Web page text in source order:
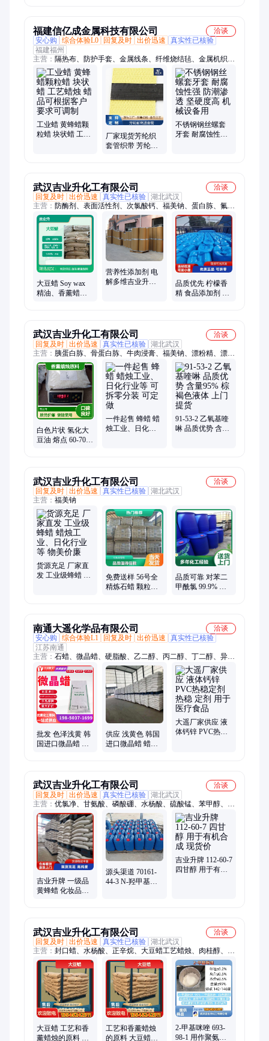
福建信亿成金属科技有限公司
洽谈
安心购
综合体验L0 回复及时 出价迅速
真实性已核验
福建福州
主营： 隔热布、防护手套、金属线条、纤维烧结毡、金属机织
带、金属网格布、金属纤维绳、金属纤维毡、隔热阻燃布、铸铜
加热器、防爆加热管、针织金属布、金属纤维面料、不锈钢编织
线、不锈钢加热管、铸铝电加热器、不锈钢金属带、不锈钢纤维
布、不锈钢发热管、金属针织套管、高温金属套管
工业蜡 黄蜂蜡颗
粒蜡 块状蜡 工艺
厂家现货芳纶织
套管织带 芳纶套
不锈钢钢丝螺套
牙套 耐腐蚀性强
武汉吉业升化工有限公司
洽谈
回复及时 出价迅速 真实性已核验 湖北武汉
主营： 防酶剂、表面活性剂、次氯酸钙、福美钠、蛋白胨、氟化
氢钾、氟化钠、氟化钾、浮选油
大豆蜡 Soy wax
精油、香薰蜡烛
营养性添加剂 电
解多维吉业升化
品质优先 柠檬香
精 食品添加剂 食
武汉吉业升化工有限公司
洽谈
回复及时 出价迅速 真实性已核验 湖北武汉
主营： 胰蛋白胨、骨蛋白胨、牛肉浸膏、福美钠、漂粉精、漂白
精、次氯酸钙、单乙醇胺、三乙醇胺、三甘醇、防辐射钡粉、茶
皂素、大苏打、小苏打、甘氨酸、九水硫化钠
白色片状 氢化大
豆油 熔点 60-70度
一件起售 蜂蜡 蜡
烛工业、日化行
91-53-2 乙氧基喹
啉 品质优势 含量
武汉吉业升化工有限公司
洽谈
回复及时 出价迅速 真实性已核验 湖北武汉
主营： 福美钠
货源充足 厂家直
发 工业级蜂蜡 蜡
免费送样 56号全
精炼石蜡 颗粒与
品质可靠 对苯二
甲酰氯 99.9% 白
南通大遥化学品有限公司
洽谈
安心购
综合体验L1 回复及时 出价迅速
真实性已核验
江苏南通
主营： 石蜡、微晶蜡、硬脂酸、乙二醇、丙二醇、丁二醇、异辛
酸铝、乙烯脲、偏苯三酸酐、醋酸、乙醇、片碱、甘油、
TCPP、聚丙烯酸钠、异丙醇、异壬酸、TxP、CDP、IPPP、
TEP、TPP
批发 色泽浅黄 韩
国进口微晶蜡 蜡
供应 浅黄色 韩国
进口微晶蜡 蜡烛
大遥厂家供应 液
体钙锌 PVC热稳
武汉吉业升化工有限公司
洽谈
回复及时 出价迅速 真实性已核验 湖北武汉
主营： 优氯净、甘氨酸、磷酸硼、水杨酸、硫酸锰、苯甲醇、平
平加、正辛烷、一乙胺、磷酸氢、白僵菌、蛋白胨、碳酸镁、磷
酸铝、异丁酸、叔丁醇、硫化钡、木质素、醋酸钡、硫化钙、氯
化锌、黄原胶、磺酸钙、氟化镁、异丙醇
吉业升牌 一级品
黄蜂蜡 化妆品原
源头渠道 70161-
44-3 N-羟甲基甘
吉业升牌 112-60-7
四甘醇 用于有机
武汉吉业升化工有限公司
洽谈
回复及时 出价迅速 真实性已核验 湖北武汉
主营： 封口蜡、水杨酸、正辛烷、大豆蜡工艺蜡烛、肉桂醇、珠
光片、碳酸镁、肉桂醛、建筑料、磷酸铝、肉桂酸、戊二醛、切
削液、叔丁醇、清洗剂、硫化钠、硫化钡、升硫醚、硫化钙、杀
菌液、氯化锌、黄原胶、助染剂、椰子油、氯化锰、氧化锑
大豆蜡 工艺和香
薰蜡烛的原料 适
工艺和香薰蜡烛
的原料 大豆蜡
2-甲基咪唑 693-
98-1 用作聚氨酯